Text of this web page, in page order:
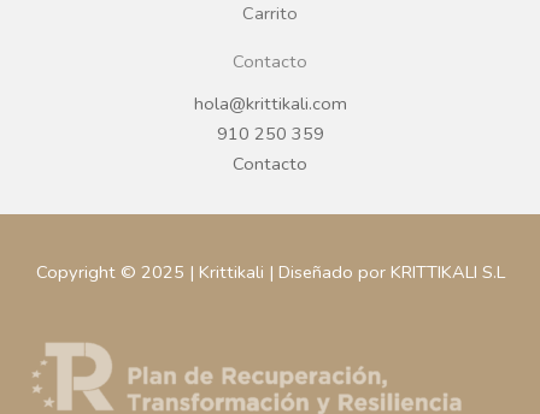
Carrito
Contacto
hola@krittikali.com
910 250 359
Contacto
Copyright © 2025 | Krittikali | Diseñado por KRITTIKALI S.L